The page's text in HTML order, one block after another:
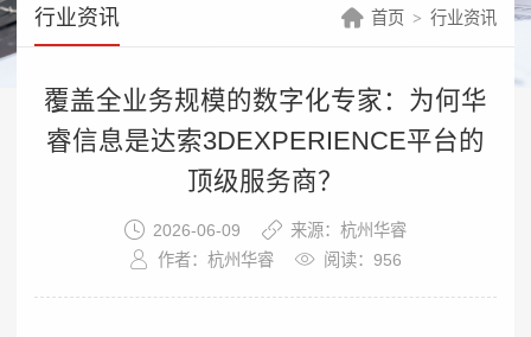
行业资讯 首页 行业资讯
覆盖全业务规模的数字化专家：为何华
睿信息是达索3DEXPERIENCE平台的
顶级服务商？
2026-06-09
来源：杭州华睿
作者：杭州华睿
阅读：956